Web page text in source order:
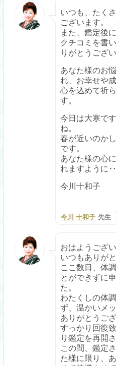
いつも、たく
ございます。
また、鑑定後
クチコミを書
りがとうござい
あなた様のお
れ、お幸せや
心を込めて祈
す。
今日は大寒で
ね。
春が近いのか
です。
あなた様の心
れますように‥
今川十和子
今川 十和子 先生
おはようござい
いつもありが
ここ数日、体
とができずに
た。
わたくしの体
ず、温かいメ
ありがとうご
すっかり回復
り鑑定を再開
この間、鑑定
た様に限り、